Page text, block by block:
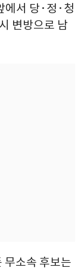
에서 당·정·청
변방으로 남
무소속 후보는